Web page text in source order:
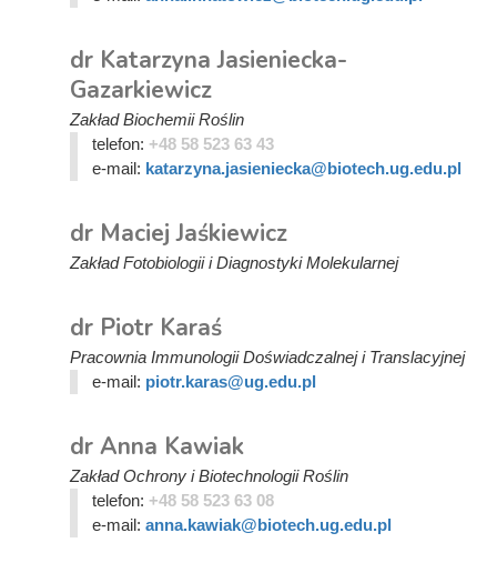
dr Katarzyna Jasieniecka-
Gazarkiewicz
Zakład Biochemii Roślin
telefon: +48 58 523 63 43
e-mail: katarzyna.jasieniecka@biotech.ug.edu.pl
dr Maciej Jaśkiewicz
Zakład Fotobiologii i Diagnostyki Molekularnej
dr Piotr Karaś
Pracownia Immunologii Doświadczalnej i Translacyjnej
e-mail: piotr.karas@ug.edu.pl
dr Anna Kawiak
Zakład Ochrony i Biotechnologii Roślin
telefon: +48 58 523 63 08
e-mail: anna.kawiak@biotech.ug.edu.pl